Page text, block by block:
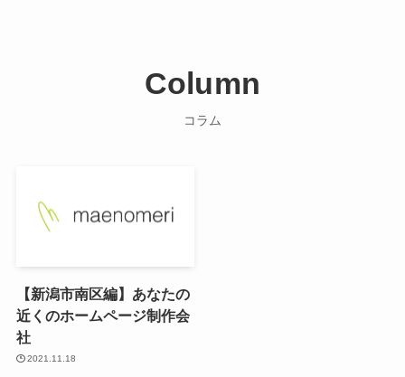
Column
コラム
【新潟市南区編】あなたの
近くのホームページ制作会
社
2021.11.18